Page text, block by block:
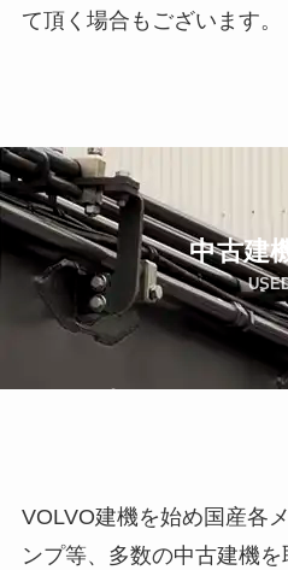
て頂く場合もございます。
中古建
VOLVO建機を始め国産各
ンプ等、多数の中古建機を